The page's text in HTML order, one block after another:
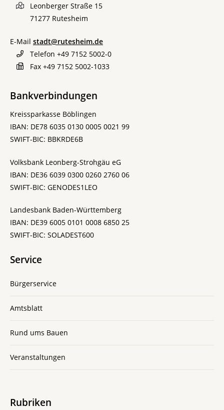
Leonberger Straße 15
71277 Rutesheim
E-Mail stadt@rutesheim.de
Telefon +49 7152 5002-0
Fax +49 7152 5002-1033
Bankverbindungen
Kreissparkasse Böblingen
IBAN: DE78 6035 0130 0005 0021 99
SWIFT-BIC: BBKRDE6B
Volksbank Leonberg-Strohgäu eG
IBAN: DE36 6039 0300 0260 2760 06
SWIFT-BIC: GENODES1LEO
Landesbank Baden-Württemberg
IBAN: DE39 6005 0101 0008 6850 25
SWIFT-BIC: SOLADEST600
Service
Bürgerservice
Amtsblatt
Rund ums Bauen
Veranstaltungen
Rubriken